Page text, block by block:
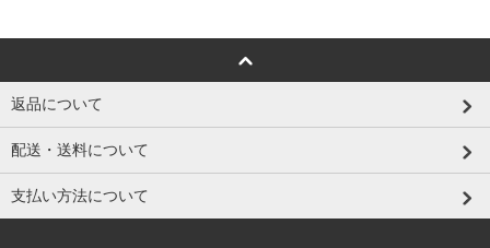
返品について
配送・送料について
支払い方法について